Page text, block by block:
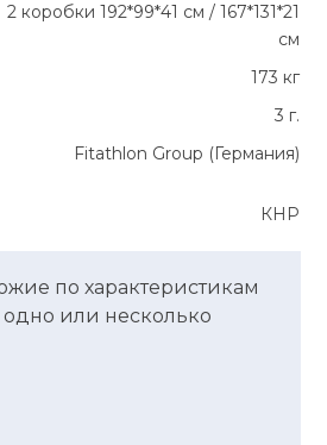
2 коробки 192*99*41 см / 167*131*21
см
173 кг
3 г.
Fitathlon Group (Германия)
КНР
по характеристикам
или несколько